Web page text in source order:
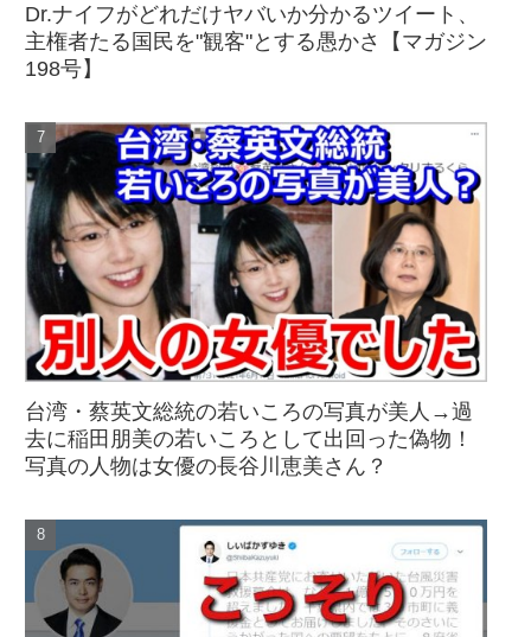
Dr.ナイフがどれだけヤバいか分かるツイート、
主権者たる国民を"観客"とする愚かさ【マガジン
198号】
台湾・蔡英文総統の若いころの写真が美人→過
去に稲田朋美の若いころとして出回った偽物！
写真の人物は女優の長谷川恵美さん？